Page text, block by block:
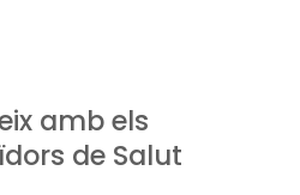
amb els
de Salut